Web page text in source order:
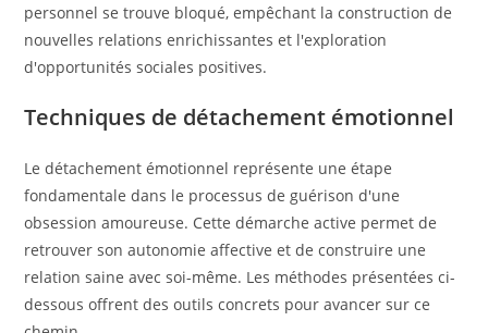
personnel se trouve bloqué, empêchant la construction de
nouvelles relations enrichissantes et l'exploration
d'opportunités sociales positives.
Techniques de détachement émotionnel
Le détachement émotionnel représente une étape
fondamentale dans le processus de guérison d'une
obsession amoureuse. Cette démarche active permet de
retrouver son autonomie affective et de construire une
relation saine avec soi-même. Les méthodes présentées ci-
dessous offrent des outils concrets pour avancer sur ce